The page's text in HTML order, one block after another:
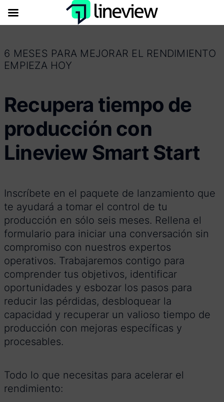
6 MESES PARA MEJORAR EL RENDIMIENTO
EMPIEZA HOY
Recupera tiempo de
producción con
Lineview Smart Start
Inscríbete en el paquete de lanzamiento que
te ayudará a tomar el control de tu
producción en sólo seis meses. Rellena el
formulario para iniciar una conversación sin
compromiso con nuestros expertos
operativos. Trabajaremos contigo para
comprender tus objetivos, identificar
oportunidades y esbozar los pasos para
reducir las pérdidas, desbloquear la
capacidad y recuperar un valioso tiempo de
producción con mejoras específicas y
procesables.
Todo lo que necesitas para acelerar el
rendimiento: